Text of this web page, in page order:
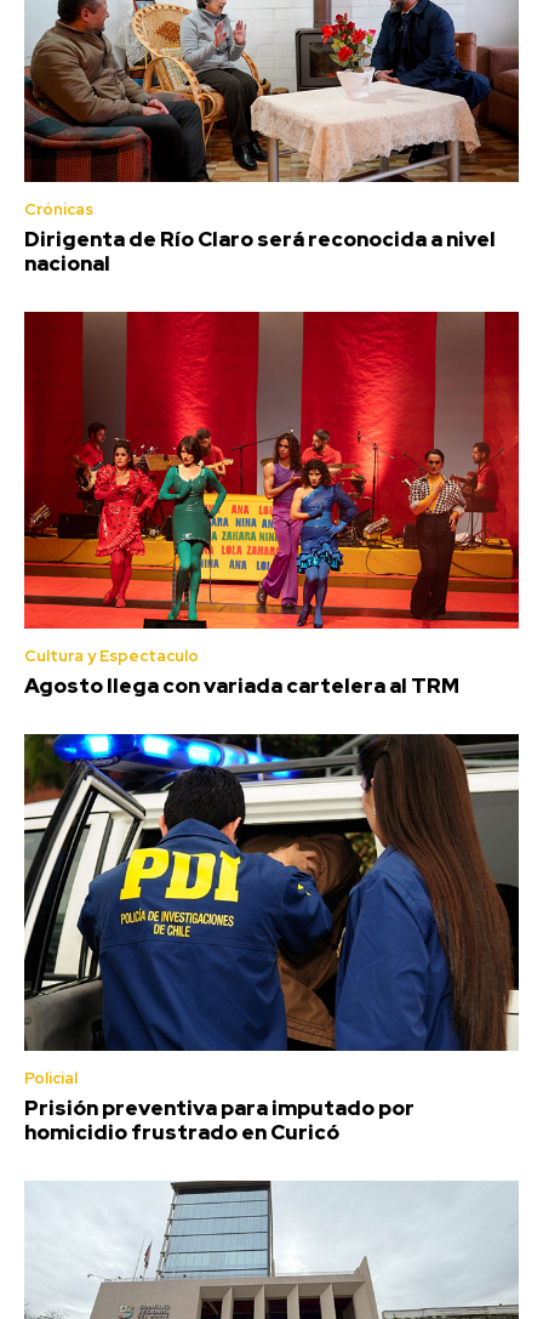
Crónicas
Dirigenta de Río Claro será reconocida a nivel
nacional
Cultura y Espectaculo
Agosto llega con variada cartelera al TRM
Policial
Prisión preventiva para imputado por
homicidio frustrado en Curicó